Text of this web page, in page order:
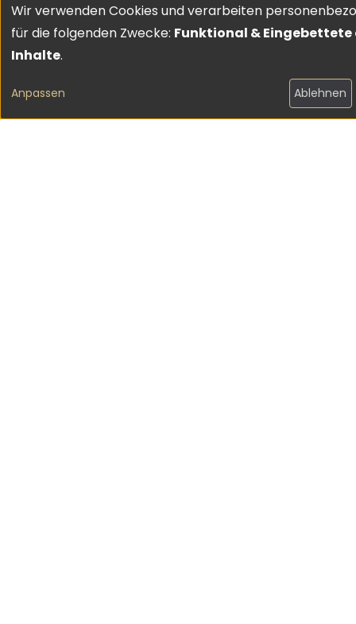
Verwendung
von
personenbezogenen
Daten
Wir verwenden Cookies und verarbeiten
für die folgenden Zwecke: Funktional & Eingebettete
Inhalte.
Anpassen Ablehnen